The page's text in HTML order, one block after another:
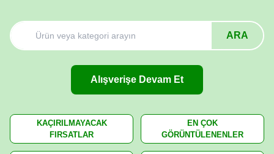
ARA
Alışverişe Devam Et
KAÇIRILMAYACAK
FIRSATLAR
EN ÇOK
GÖRÜNTÜLENENLER